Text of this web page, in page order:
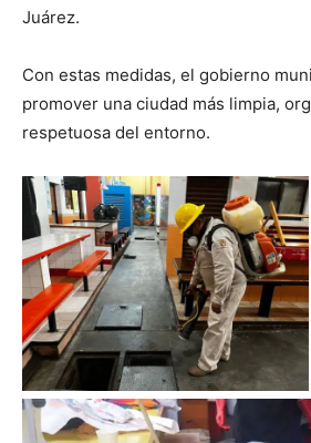
Juárez.
Con estas medidas, el gobierno
promover una ciudad más limpia,
respetuosa del entorno.